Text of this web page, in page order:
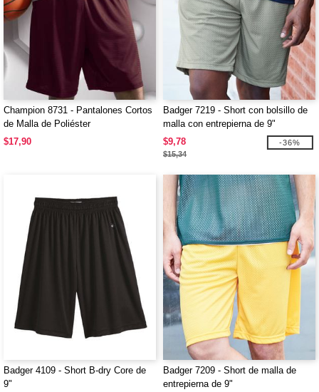
Champion 8731 - Pantalones Cortos
de Malla de Poliéster
$17,90
Badger 7219 - Short con bolsillo de
malla con entrepierna de 9"
$9,78
$15,34
-36%
Badger 4109 - Short B-dry Core de
9"
Badger 7209 - Short de malla de
entrepierna de 9"